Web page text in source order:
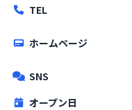
TEL
ホームページ
SNS
オープン日